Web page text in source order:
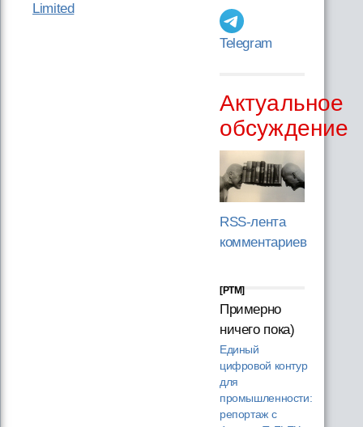
Limited
Telegram
Актуальное
обсуждение
RSS-лента
комментариев
[PTM]
Примерно
ничего пока)
Единый
цифровой контур
для
промышленности:
репортаж с